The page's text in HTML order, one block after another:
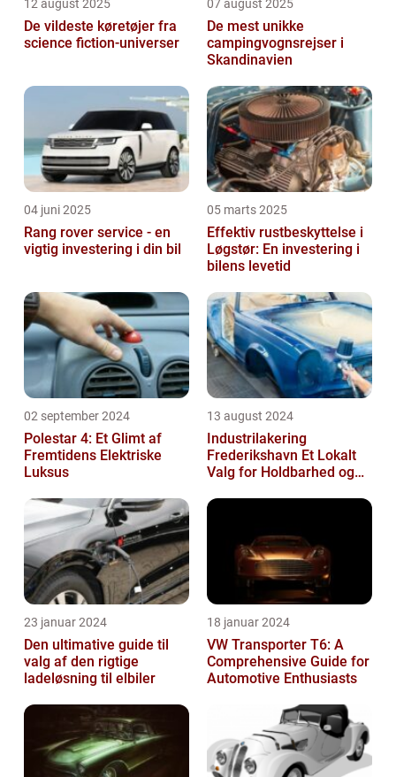
12 august 2025
De vildeste køretøjer fra
science fiction-universer
07 august 2025
De mest unikke
campingvognsrejser i
Skandinavien
04 juni 2025
Rang rover service - en
vigtig investering i din bil
05 marts 2025
Effektiv rustbeskyttelse i
Løgstør: En investering i
bilens levetid
02 september 2024
Polestar 4: Et Glimt af
Fremtidens Elektriske
Luksus
13 august 2024
Industrilakering
Frederikshavn Et Lokalt
Valg for Holdbarhed og
23 januar 2024
Den ultimative guide til
valg af den rigtige
ladeløsning til elbiler
18 januar 2024
VW Transporter T6: A
Comprehensive Guide for
Automotive Enthusiasts